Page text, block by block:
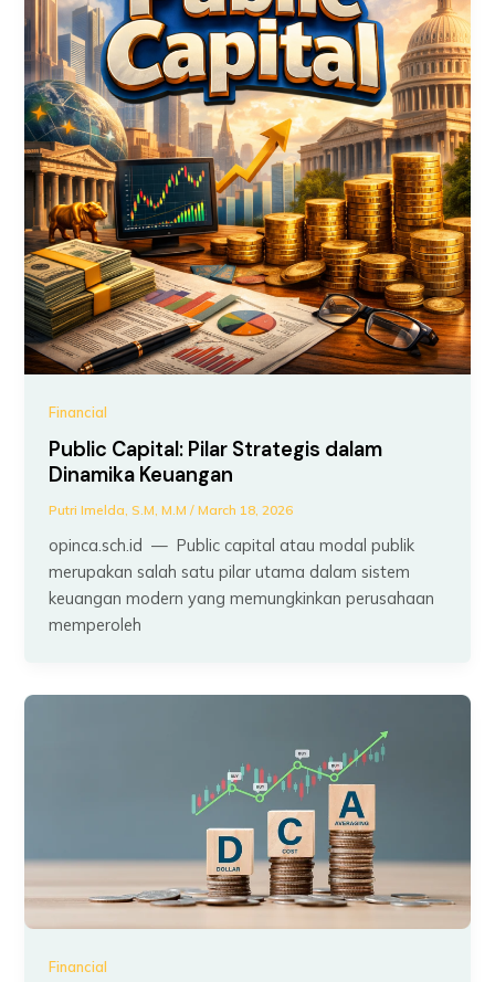
Financial
Public Capital: Pilar Strategis dalam
Dinamika Keuangan
Putri Imelda, S.M, M.M/March 18, 2026
opinca.sch.id — Public capital atau modal publik
merupakan salah satu pilar utama dalam sistem
keuangan modern yang memungkinkan perusahaan
memperoleh
Financial